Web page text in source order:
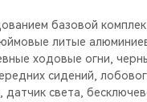
базовой
литые
ходовые огни,
сидений,
датчик света,